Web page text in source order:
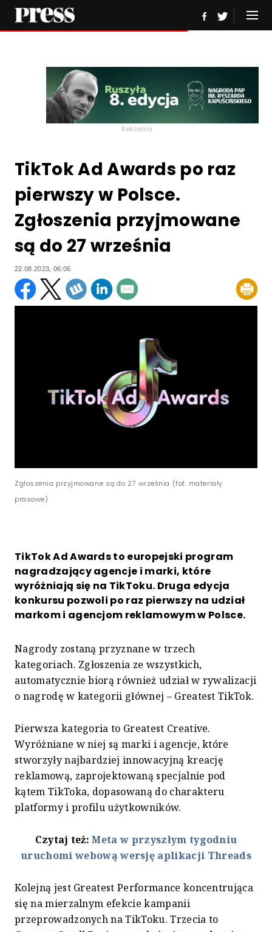
Reklama
TikTok Ad Awards po raz
pierwszy w Polsce.
Zgłoszenia przyjmowane
są do 27 września
22.08.2023, 06:06
Zgłoszenia przyjmowane są do 27 września (fot. materiały
prasowe)
TikTok Ad Awards to europejski program
nagradzający agencje i marki, które
wyróżniają się na TikToku. Druga edycja
konkursu pozwoli po raz pierwszy na udział
markom i agencjom reklamowym w Polsce.
Nagrody zostaną przyznane w trzech
kategoriach. Zgłoszenia ze wszystkich,
automatycznie biorą również udział w rywalizacji
o nagrodę w kategorii głównej – Greatest TikTok.
Pierwsza kategoria to Greatest Creative.
Wyróżniane w niej są marki i agencje, które
stworzyły najbardziej innowacyjną kreację
reklamową, zaprojektowaną specjalnie pod
kątem TikToka, dopasowaną do charakteru
platformy i profilu użytkowników.
Czytaj też:Meta w przyszłym tygodniu
uruchomi webową wersję aplikacji Threads
Kolejną jest Greatest Performance koncentrująca
się na mierzalnym efekcie kampanii
przeprowadzonych na TikToku. Trzecia to